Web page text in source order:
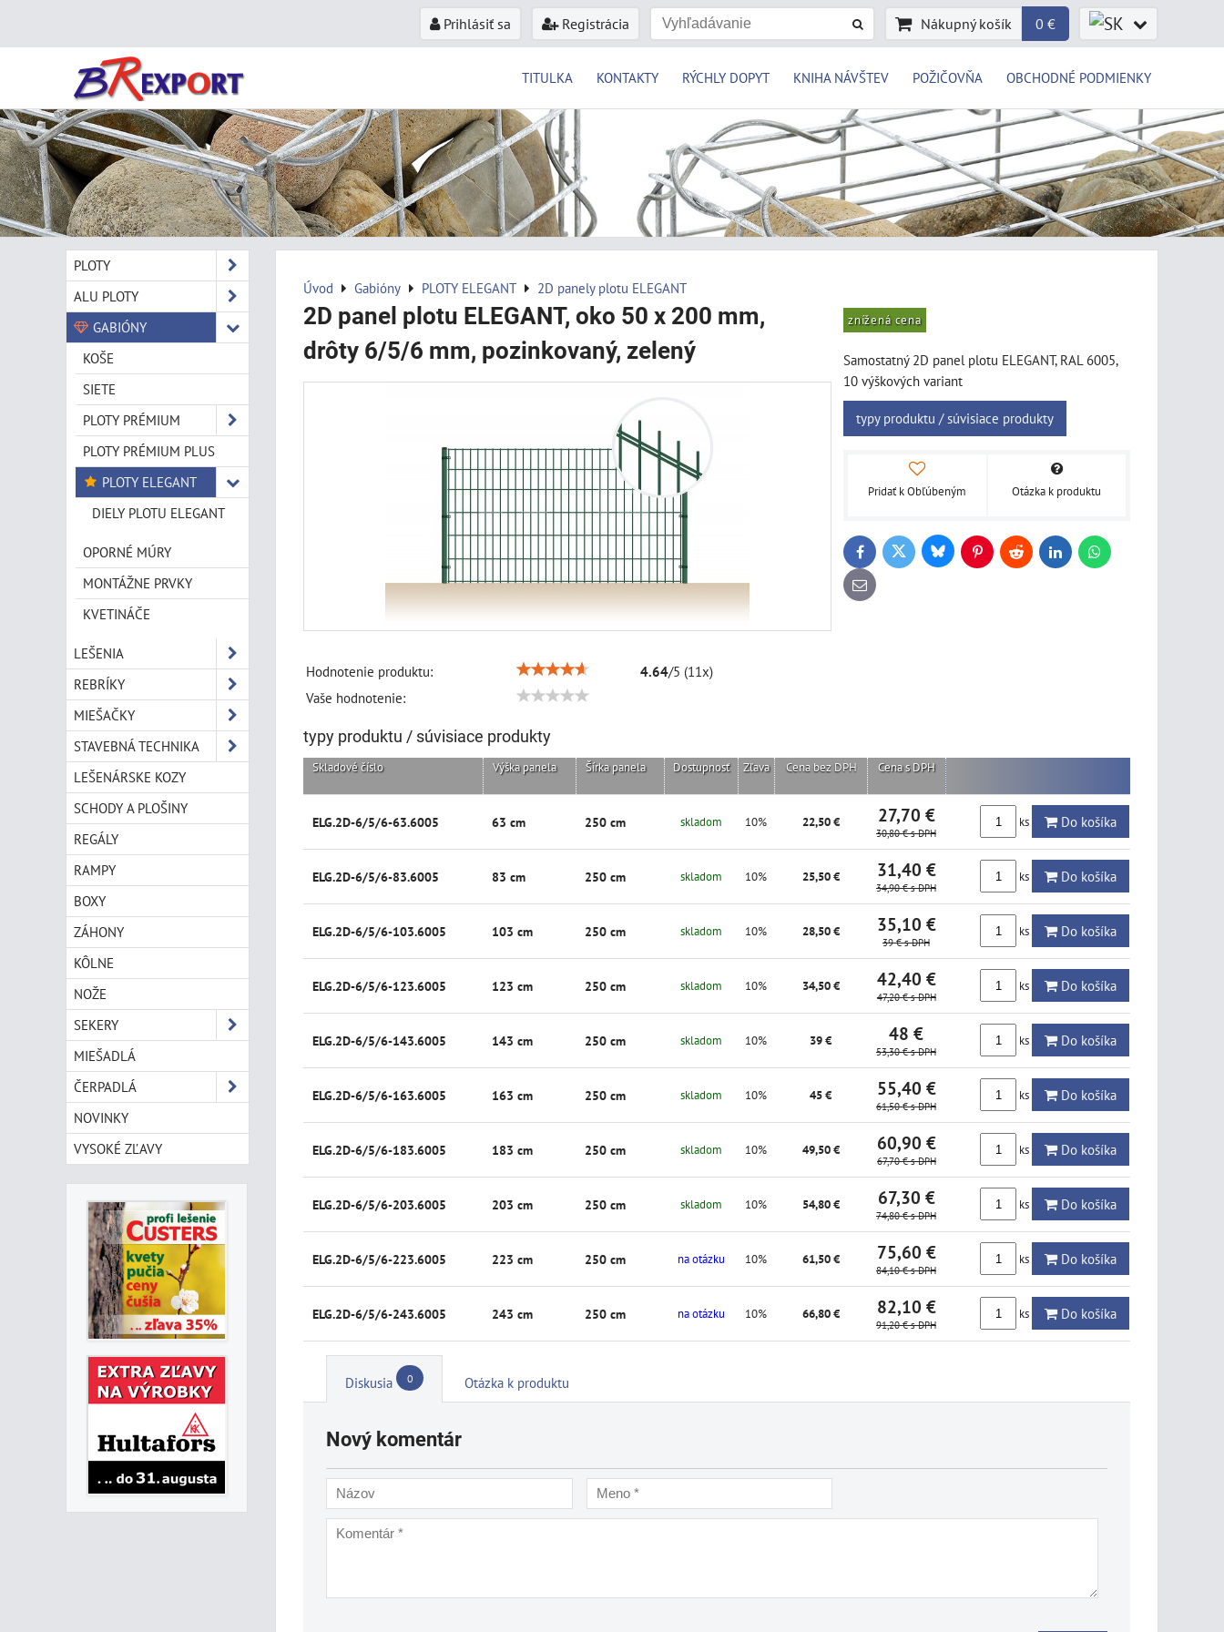
Prihlásiť sa Registrácia Nákupný košík 0 €
TITULKA KONTAKTY RÝCHLY DOPYT KNIHA NÁVŠTEV POŽIČOVŇA OBCHODNÉ PODMIENKY
Úvod Gabióny PLOTY ELEGANT 2D panely plotu ELEGANT
2D panel plotu ELEGANT, oko 50 x 200 mm,
drôty 6/5/6 mm, pozinkovaný, zelený
Hodnotenie produktu: 4.64/5 (11x)
Vaše hodnotenie:
znížená cena
Samostatný 2D panel plotu ELEGANT, RAL 6005,
10 výškových variant
typy produktu / súvisiace produkty
Pridať k Obľúbeným Otázka k produktu
FacebookTwitter BlueskyPinterestReddit LinkedInWhatsApp
E-
mail
typy produktu / súvisiace produkty
Skladové číslo Výška panela Šírka panela Dostupnosť Zľava Cena bez DPH Cena s DPH
ELG.2D-6/5/6-63.6005 63 cm 250 cm skladom 10% 22,50 € 27,70 €
30,80 € s DPH
ks Do košíka
ELG.2D-6/5/6-83.6005 83 cm 250 cm skladom 10% 25,50 € 31,40 €
34,90 € s DPH
ks Do košíka
ELG.2D-6/5/6-103.6005 103 cm 250 cm skladom 10% 28,50 € 35,10 €
39 € s DPH
ks Do košíka
ELG.2D-6/5/6-123.6005 123 cm 250 cm skladom 10% 34,50 € 42,40 €
47,20 € s DPH
ks Do košíka
ELG.2D-6/5/6-143.6005 143 cm 250 cm skladom 10% 39 € 48 €
53,30 € s DPH
ks Do košíka
ELG.2D-6/5/6-163.6005 163 cm 250 cm skladom 10% 45 € 55,40 €
61,50 € s DPH
ks Do košíka
ELG.2D-6/5/6-183.6005 183 cm 250 cm skladom 10% 49,50 € 60,90 €
67,70 € s DPH
ks Do košíka
ELG.2D-6/5/6-203.6005 203 cm 250 cm skladom 10% 54,80 € 67,30 €
74,80 € s DPH
ks Do košíka
ELG.2D-6/5/6-223.6005 223 cm 250 cm na otázku 10% 61,50 € 75,60 €
84,10 € s DPH
ks Do košíka
ELG.2D-6/5/6-243.6005 243 cm 250 cm na otázku 10% 66,80 € 82,10 €
91,20 € s DPH
ks Do košíka
Diskusia 0 Otázka k produktu
Nový komentár
PLOTY
ALU PLOTY
GABIÓNY
KOŠE
SIETE
PLOTY PRÉMIUM
PLOTY PRÉMIUM PLUS
PLOTY ELEGANT
DIELY PLOTU ELEGANT
OPORNÉ MÚRY
MONTÁŽNE PRVKY
KVETINÁČE
LEŠENIA
REBRÍKY
MIEŠAČKY
STAVEBNÁ TECHNIKA
LEŠENÁRSKE KOZY
SCHODY A PLOŠINY
REGÁLY
RAMPY
BOXY
ZÁHONY
KÔLNE
NOŽE
SEKERY
MIEŠADLÁ
ČERPADLÁ
NOVINKY
VYSOKÉ ZĽAVY